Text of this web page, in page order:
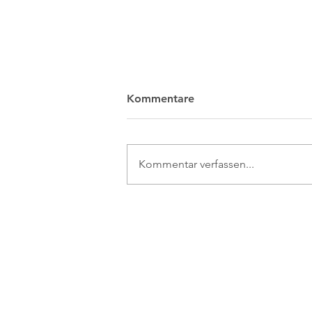
Der Eisbär – Pflaster
Kommentare
Kommentar verfassen...